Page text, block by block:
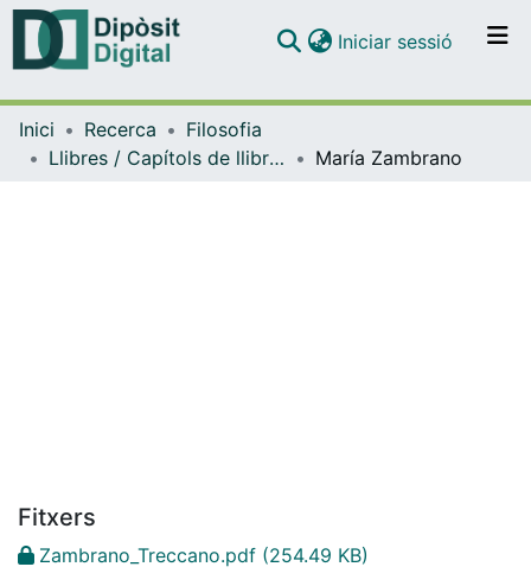
Navega per tot el DD
Iniciar sessió (current)
Inici Recerca
Filosofia
Llibres / Capítols de llibre (Filosofia)
María Zambrano
Fitxers
Zambrano_Treccano.pdf (254.49 KB)